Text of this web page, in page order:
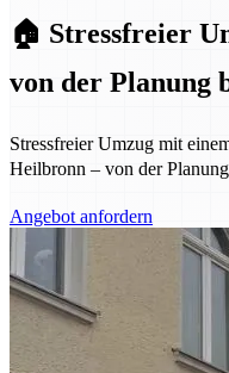
🏠 Stressfreier
von der Planung
Stressfreier Umzug mit
Heilbronn – von der
Angebot anfordern